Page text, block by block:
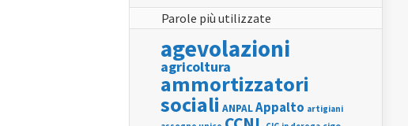
Parole più utilizzate
agevolazioni
agricoltura
ammortizzatori
sociali ANPALAppalto artigiani